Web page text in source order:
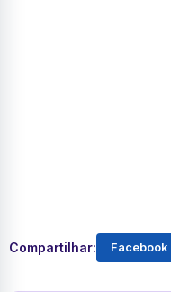
Compartilhar: Facebook